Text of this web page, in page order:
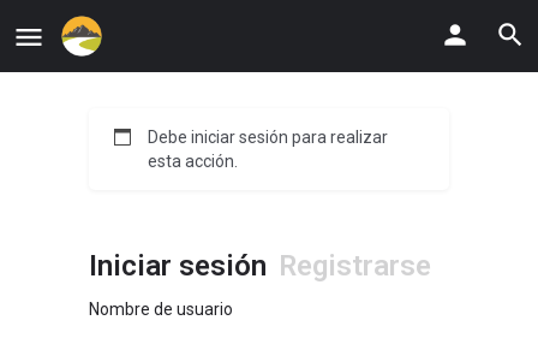
Debe iniciar sesión para realizar
esta acción.
Iniciar sesión Registrarse
Nombre de usuario